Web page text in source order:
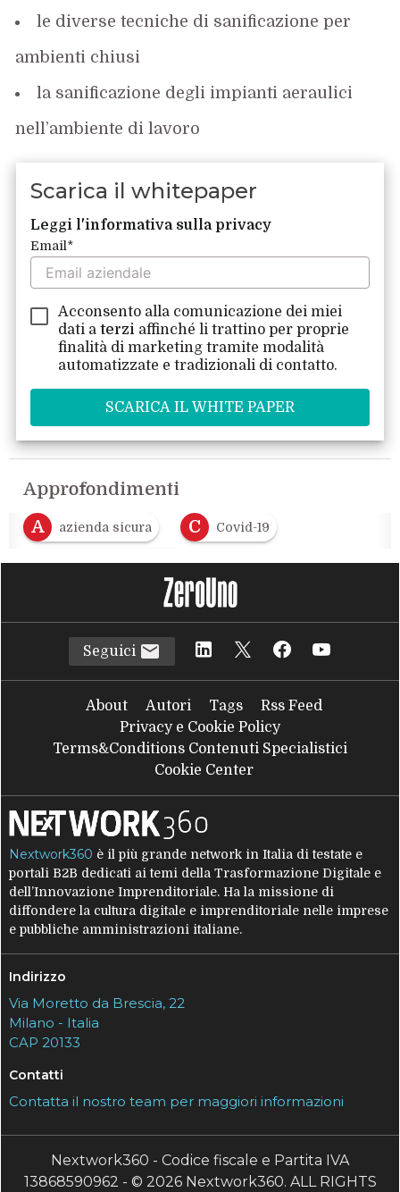
le diverse tecniche di sanificazione per
ambienti chiusi
la sanificazione degli impianti aeraulici
nell’ambiente di lavoro
Scarica il whitepaper
Leggi l'informativa sulla privacy
Email*
Acconsento alla comunicazione dei miei
dati aterzi affinché li trattino per proprie
finalità di marketing tramite modalità
automatizzate e tradizionali di contatto.
Approfondimenti
A
azienda sicura C Covid-19
S sicurezza sanitaria
Seguici
About Autori Tags
Rss Feed
Privacy e Cookie Policy
Terms&Conditions Contenuti Specialistici
Cookie Center
Nextwork360 è il più grande network in Italia di testate e
portali B2B dedicati ai temi della Trasformazione Digitale e
dell’Innovazione Imprenditoriale. Ha la missione di
diffondere la cultura digitale e imprenditoriale nelle imprese
e pubbliche amministrazioni italiane.
Indirizzo
Via Moretto da Brescia, 22
Milano - Italia
CAP 20133
Contatti
Contatta il nostro team per maggiori informazioni
Nextwork360 - Codice fiscale e Partita IVA
13868590962 - © 2026 Nextwork360. ALL RIGHTS